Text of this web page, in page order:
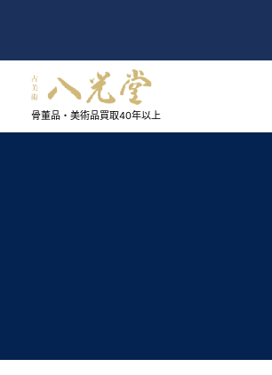
骨董品・美術品買取40年以上